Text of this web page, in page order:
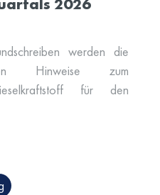
werden die
Hinweise zum
für den